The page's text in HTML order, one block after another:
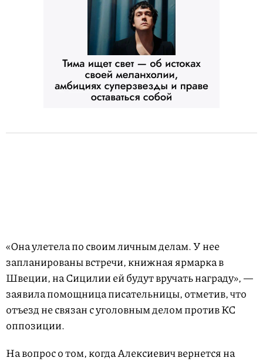
«Она улетела по своим личным делам. У нее
запланированы встречи, книжная ярмарка в
Швеции, на Сицилии ей будут вручать награду», —
заявила помощница писательницы, отметив, что
отъезд не связан с уголовным делом против КС
оппозиции.
На вопрос о том, когда Алексиевич вернется на